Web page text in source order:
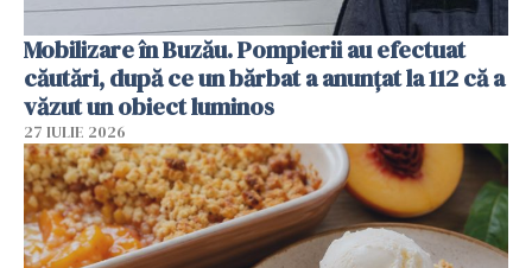
Mobilizare în Buzău. Pompierii au efectuat
căutări, după ce un bărbat a anunțat la 112 că a
văzut un obiect luminos
27 IULIE 2026